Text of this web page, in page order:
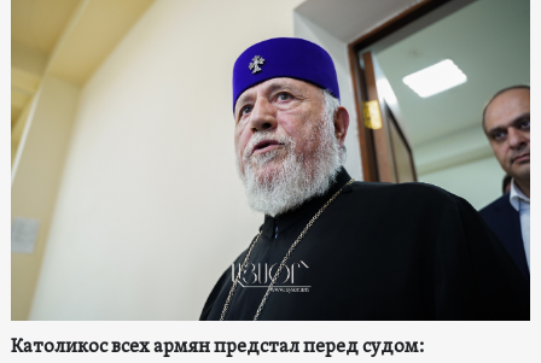
Католикос всех армян предстал перед судом: